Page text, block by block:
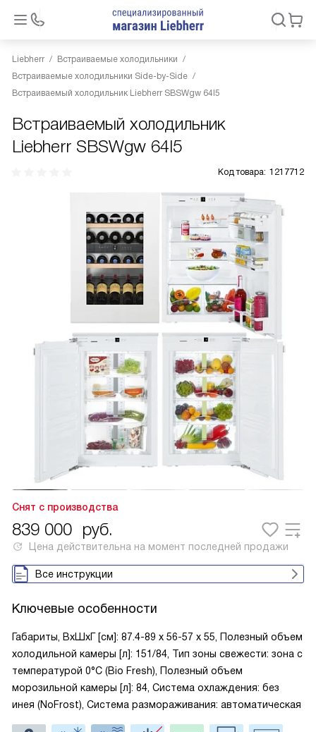
Liebherr
Встраиваемые холодильники
Встраиваемые холодильники Side-by-Side
Встраиваемый холодильник Liebherr SBSWgw 64I5
Встраиваемый холодильник
Liebherr SBSWgw 64I5
Код товара: 1217712
Снят с производства
839 000 руб.
Цена действительна на момент последней продажи
Все инструкции
Ключевые особенности
Габариты, ВxШxГ [см]: 87.4-89 х 56-57 х 55, Полезный объем
холодильной камеры [л]: 151/84, Тип зоны свежести: зона с
температурой 0°C (Bio Fresh), Полезный объем
морозильной камеры [л]: 84, Система охлаждения: без
инея (NoFrost), Система размораживания: автоматическая